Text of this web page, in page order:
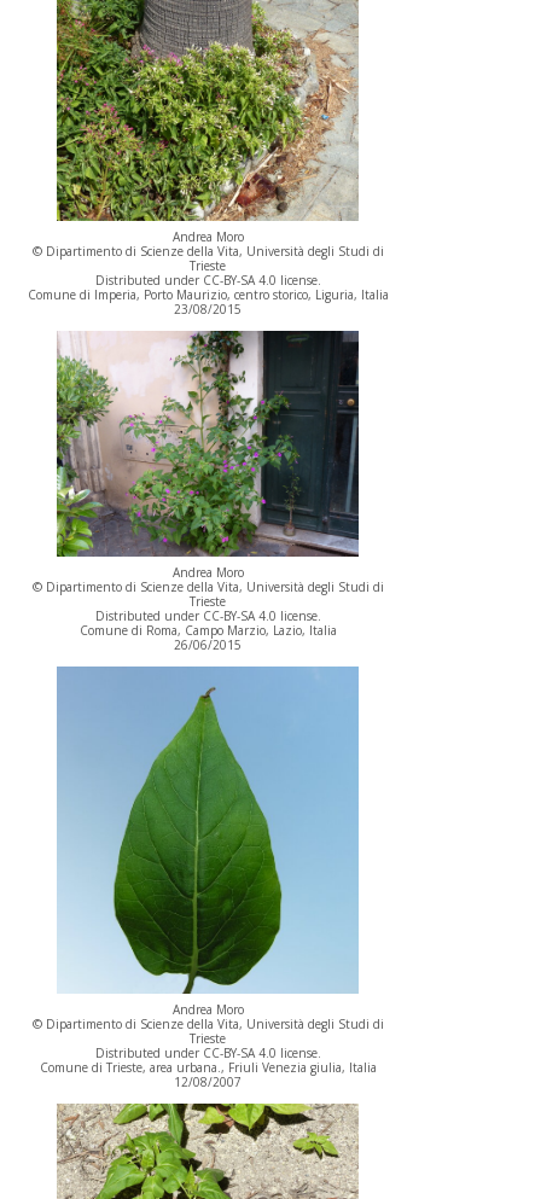
Andrea Moro
© Dipartimento di Scienze della Vita, Università degli Studi di
Trieste
Distributed under CC-BY-SA 4.0 license.
Comune di Imperia, Porto Maurizio, centro storico, Liguria, Italia
23/08/2015
Andrea Moro
© Dipartimento di Scienze della Vita, Università degli Studi di
Trieste
Distributed under CC-BY-SA 4.0 license.
Comune di Roma, Campo Marzio, Lazio, Italia
26/06/2015
Andrea Moro
© Dipartimento di Scienze della Vita, Università degli Studi di
Trieste
Distributed under CC-BY-SA 4.0 license.
Comune di Trieste, area urbana., Friuli Venezia giulia, Italia
12/08/2007